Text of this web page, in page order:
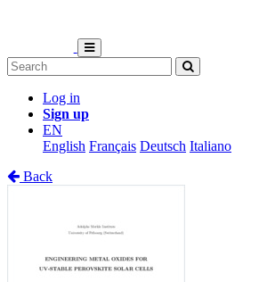
Log in
Sign up
EN
English Français Deutsch Italiano
Back